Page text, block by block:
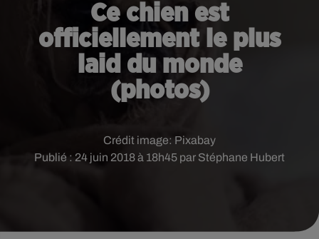
Ce chien est
officiellement le plus
laid du monde
(photos)
Publié : 24 juin 2018 à 18h45 par Stéphane Hubert
Crédit image: Pixabay